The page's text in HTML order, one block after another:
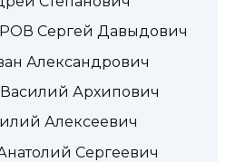
Сергей Давыдович
Александрович
Архипович
Алексеевич
Сергеевич